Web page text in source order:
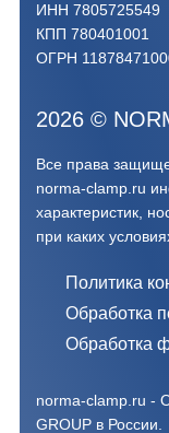
ИНН 7805725549
КПП 780401001
ОГРН
2026 ©
Все права
norma-clamp.ru
характеристик,
при каких
Политика
Обработка
Обработка
norma-clamp.ru -
GROUP в России.